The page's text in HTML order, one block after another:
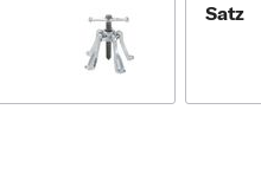
Satz